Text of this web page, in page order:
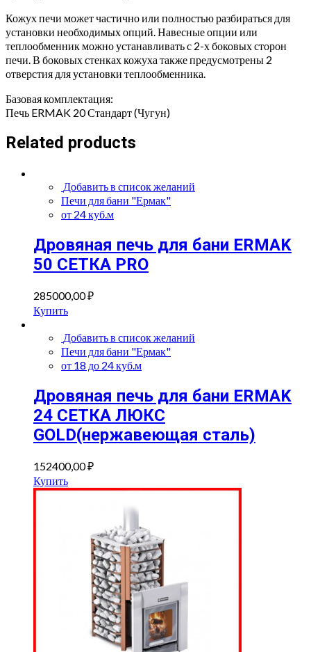
Кожух печи может частично или полностью разбираться для
установки необходимых опций. Навесные опции или
теплообменник можно устанавливать с 2-х боковых сторон
печи. В боковых стенках кожуха также предусмотрены 2
отверстия для установки теплообменника.
Базовая комплектация:
Печь ERMAK 20 Стандарт (Чугун)
Related products
Добавить в список желаний
Печи для бани "Ермак"
от 24 куб.м
Дровяная печь для бани ERMAK
50 СЕТКА PRO
285000,00₽
Купить
Добавить в список желаний
Печи для бани "Ермак"
от 18 до 24 куб.м
Дровяная печь для бани ERMAK
24 СЕТКА ЛЮКС
GOLD(нержавеющая сталь)
152400,00₽
Купить